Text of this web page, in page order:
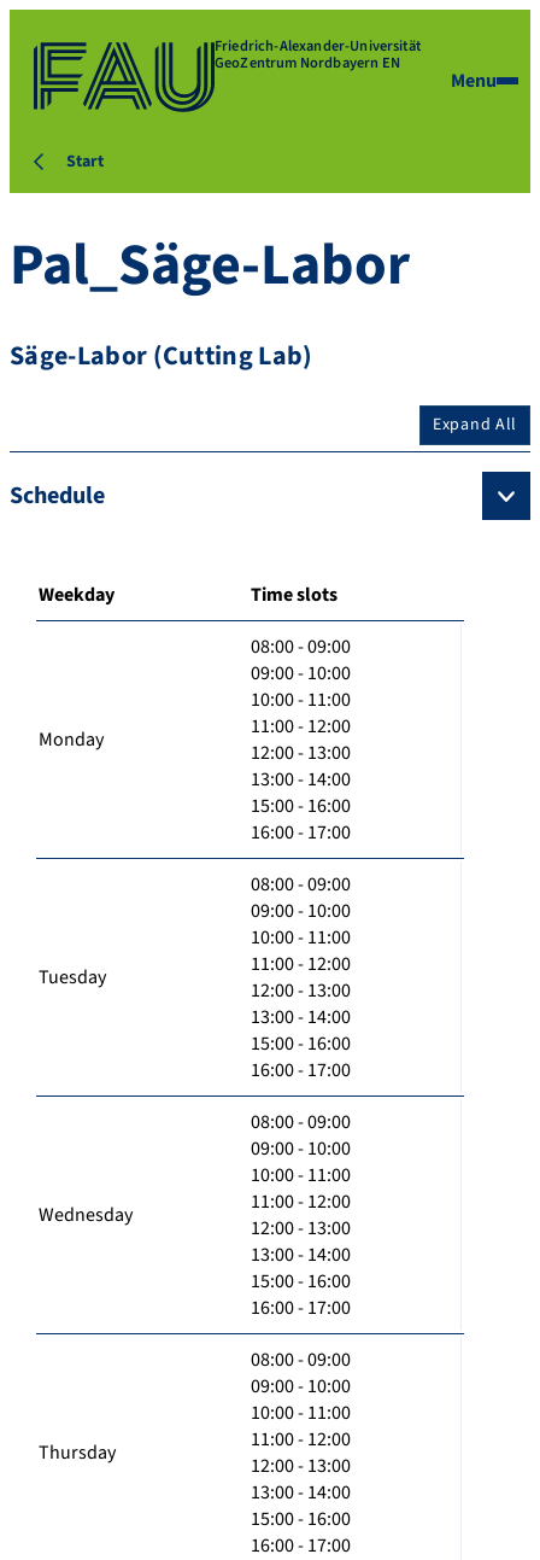
Friedrich-Alexander-Universität
GeoZentrum Nordbayern EN
Menu
Start
Pal_Säge-Labor
Säge-Labor (Cutting Lab)
Expand All
Schedule
Weekday Time slots
Monday
08:00 - 09:00
09:00 - 10:00
10:00 - 11:00
11:00 - 12:00
12:00 - 13:00
13:00 - 14:00
15:00 - 16:00
16:00 - 17:00
Tuesday
08:00 - 09:00
09:00 - 10:00
10:00 - 11:00
11:00 - 12:00
12:00 - 13:00
13:00 - 14:00
15:00 - 16:00
16:00 - 17:00
Wednesday
08:00 - 09:00
09:00 - 10:00
10:00 - 11:00
11:00 - 12:00
12:00 - 13:00
13:00 - 14:00
15:00 - 16:00
16:00 - 17:00
Thursday
08:00 - 09:00
09:00 - 10:00
10:00 - 11:00
11:00 - 12:00
12:00 - 13:00
13:00 - 14:00
15:00 - 16:00
16:00 - 17:00